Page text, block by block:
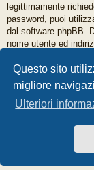
Questo sito
migliore
Ulteriori
legittimamente
password, puoi
dal software phpBB.
nome utente ed
generare una nuova
al tuo account.
Pizza per